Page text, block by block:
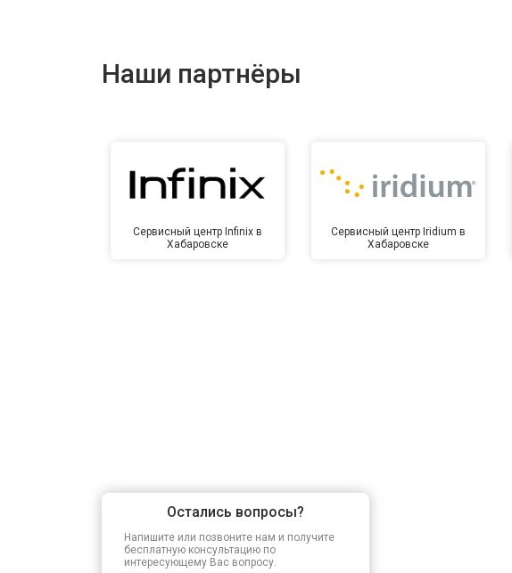
Наши партнёры
Сервисный центр Infinix в
Хабаровске
Сервисный центр Iridium в
Хабаровске
Остались вопросы?
Напишите или позвоните нам и получите
бесплатную консультацию по
интересующему Вас вопросу.